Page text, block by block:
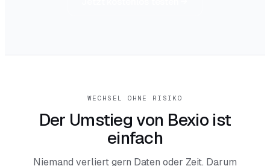
WECHSEL OHNE RISIKO
Der Umstieg von Bexio ist
einfach
Niemand verliert gern Daten oder Zeit. Darum